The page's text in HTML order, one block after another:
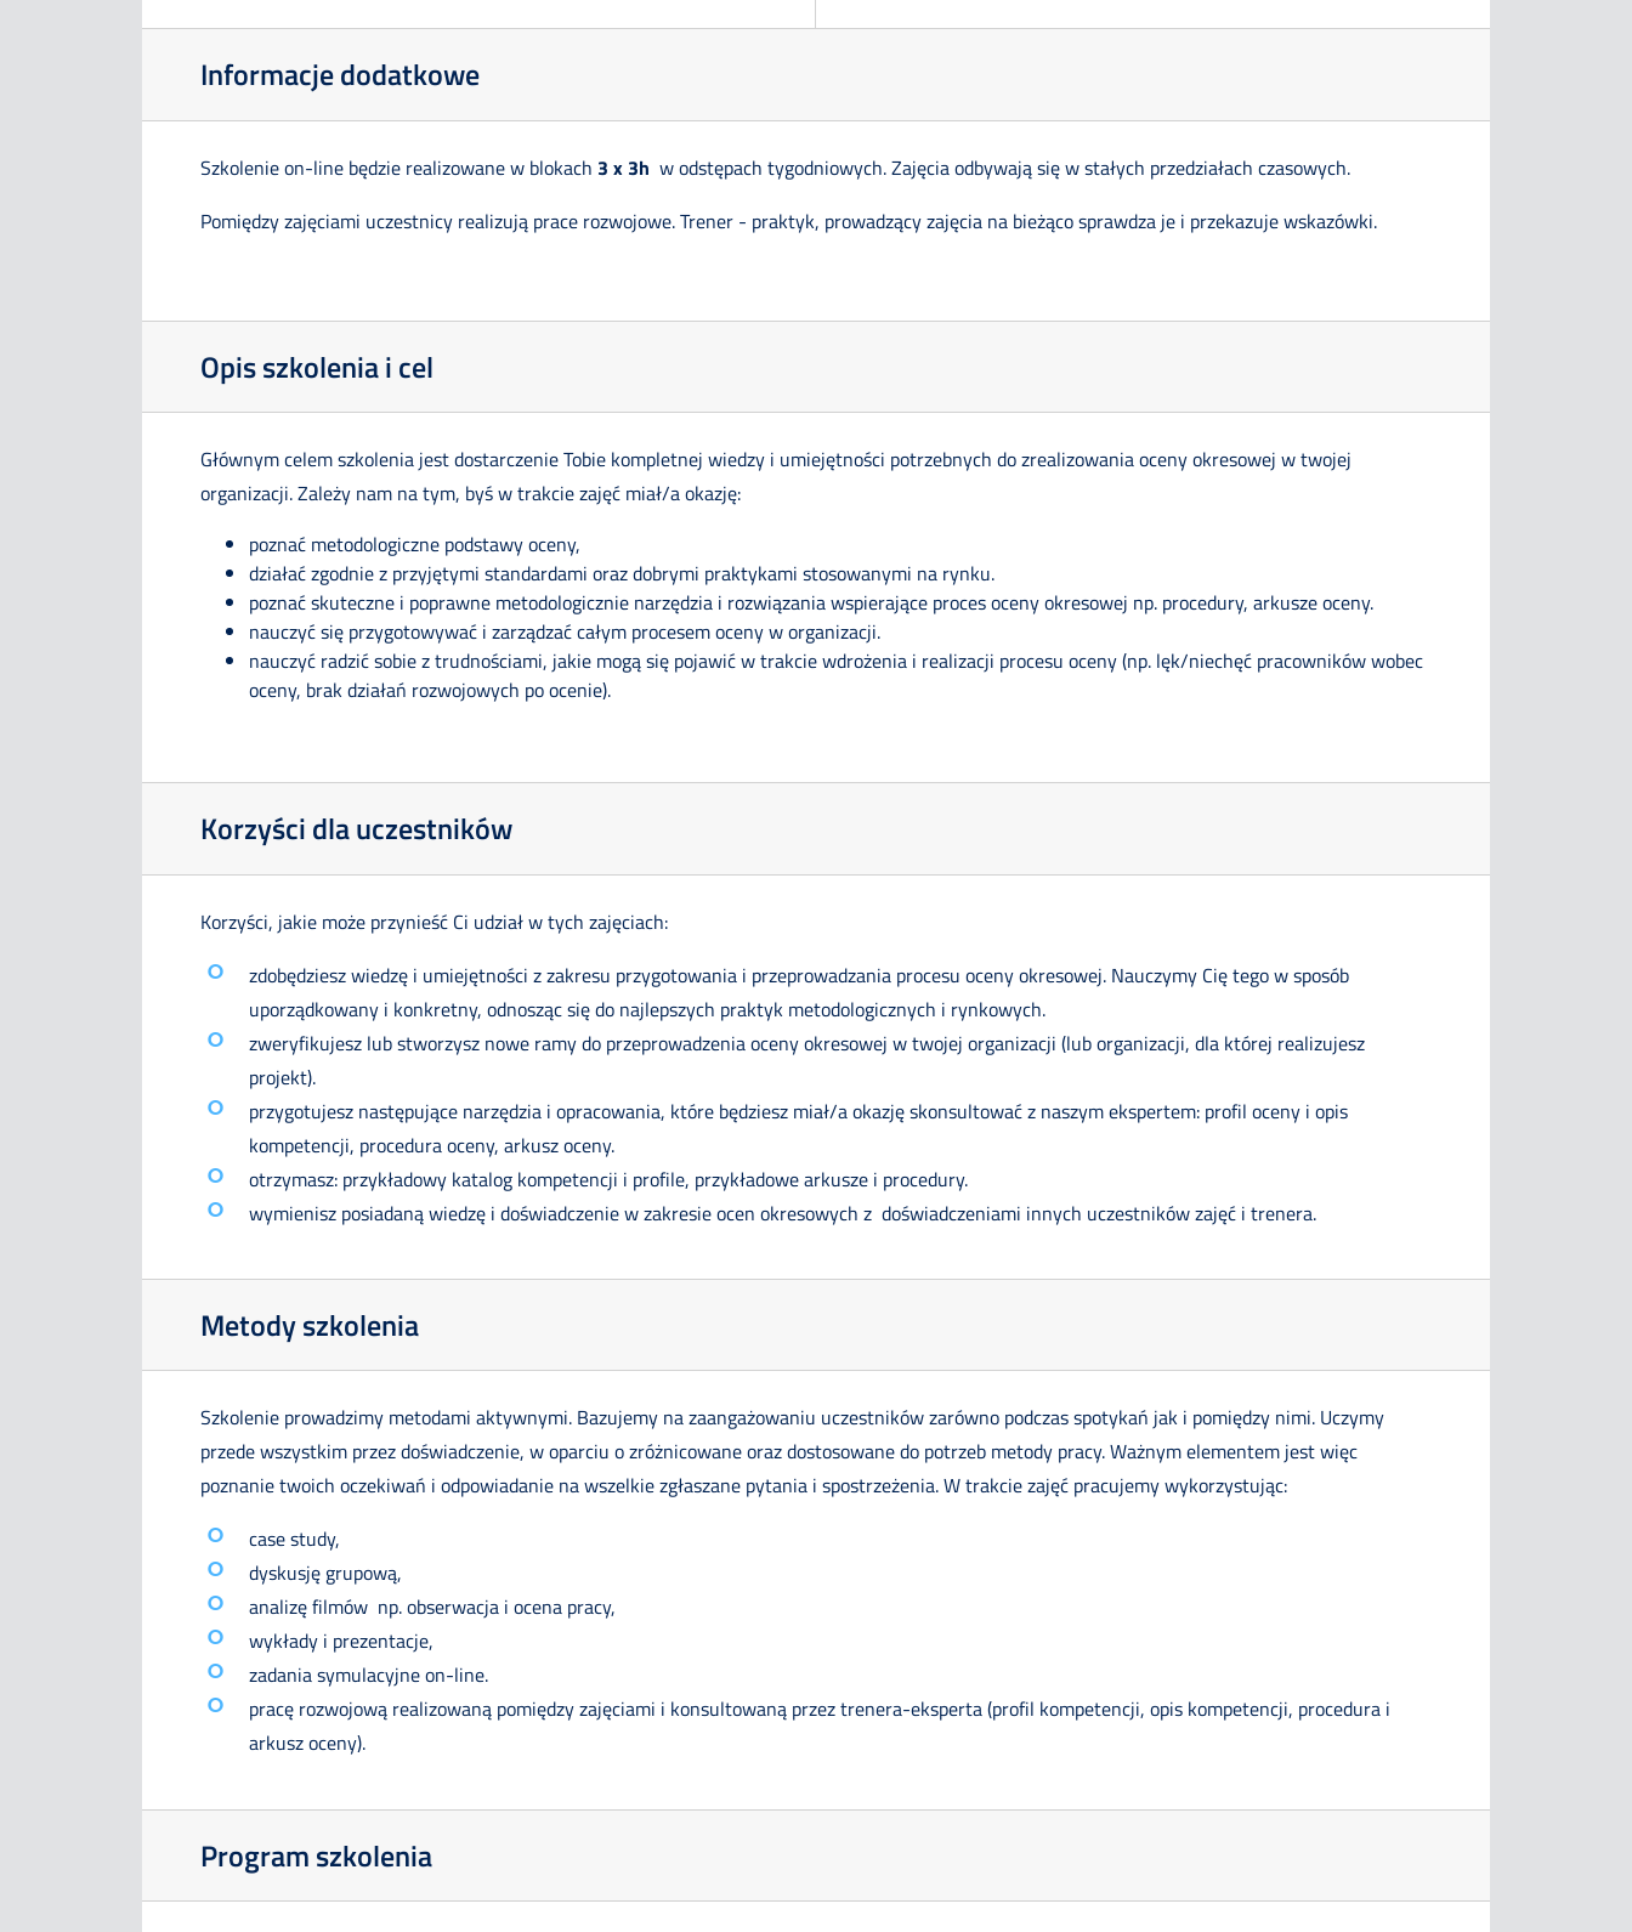
Informacje dodatkowe
Szkolenie on-line będzie realizowane w blokach 3 x 3h w odstępach tygodniowych. Zajęcia odbywają się w stałych przedziałach czasowych.
Pomiędzy zajęciami uczestnicy realizują prace rozwojowe. Trener - praktyk, prowadzący zajęcia na bieżąco sprawdza je i przekazuje wskazówki.
Opis szkolenia i cel
Głównym celem szkolenia jest dostarczenie Tobie kompletnej wiedzy i umiejętności potrzebnych do zrealizowania oceny okresowej w twojej
organizacji. Zależy nam na tym, byś w trakcie zajęć miał/a okazję:
poznać metodologiczne podstawy oceny,
działać zgodnie z przyjętymi standardami oraz dobrymi praktykami stosowanymi na rynku.
poznać skuteczne i poprawne metodologicznie narzędzia i rozwiązania wspierające proces oceny okresowej np. procedury, arkusze oceny.
nauczyć się przygotowywać i zarządzać całym procesem oceny w organizacji.
nauczyć radzić sobie z trudnościami, jakie mogą się pojawić w trakcie wdrożenia i realizacji procesu oceny (np. lęk/niechęć pracowników wobec
oceny, brak działań rozwojowych po ocenie).
Korzyści dla uczestników
Korzyści, jakie może przynieść Ci udział w tych zajęciach:
zdobędziesz wiedzę i umiejętności z zakresu przygotowania i przeprowadzania procesu oceny okresowej. Nauczymy Cię tego w sposób
uporządkowany i konkretny, odnosząc się do najlepszych praktyk metodologicznych i rynkowych.
zweryfikujesz lub stworzysz nowe ramy do przeprowadzenia oceny okresowej w twojej organizacji (lub organizacji, dla której realizujesz
projekt).
przygotujesz następujące narzędzia i opracowania, które będziesz miał/a okazję skonsultować z naszym ekspertem: profil oceny i opis
kompetencji, procedura oceny, arkusz oceny.
otrzymasz: przykładowy katalog kompetencji i profile, przykładowe arkusze i procedury.
wymienisz posiadaną wiedzę i doświadczenie w zakresie ocen okresowych z doświadczeniami innych uczestników zajęć i trenera.
Metody szkolenia
Szkolenie prowadzimy metodami aktywnymi. Bazujemy na zaangażowaniu uczestników zarówno podczas spotykań jak i pomiędzy nimi. Uczymy
przede wszystkim przez doświadczenie, w oparciu o zróżnicowane oraz dostosowane do potrzeb metody pracy. Ważnym elementem jest więc
poznanie twoich oczekiwań i odpowiadanie na wszelkie zgłaszane pytania i spostrzeżenia. W trakcie zajęć pracujemy wykorzystując:
case study,
dyskusję grupową,
analizę filmów np. obserwacja i ocena pracy,
wykłady i prezentacje,
zadania symulacyjne on-line.
pracę rozwojową realizowaną pomiędzy zajęciami i konsultowaną przez trenera-eksperta (profil kompetencji, opis kompetencji, procedura i
arkusz oceny).
Program szkolenia